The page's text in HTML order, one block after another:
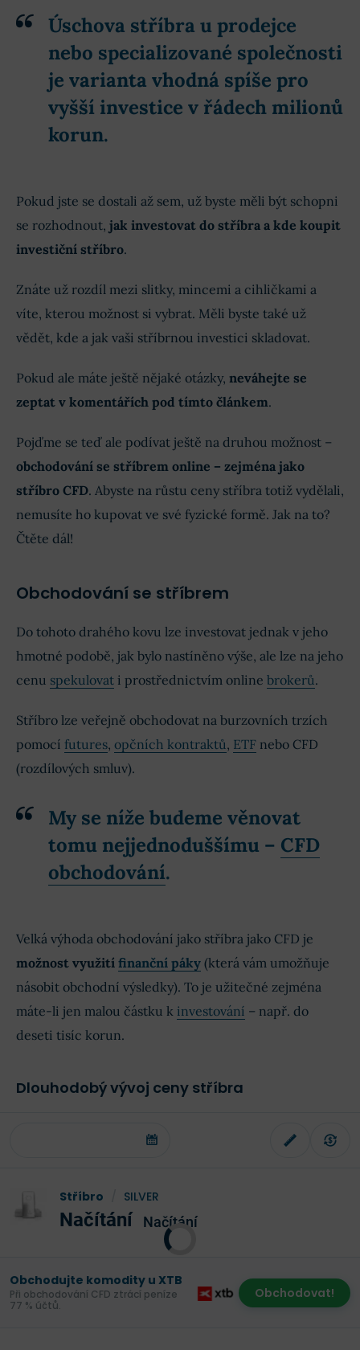
Úschova stříbra u prodejce
nebo specializované společnosti
je varianta vhodná spíše pro
vyšší investice v řádech milionů
korun.
Pokud jste se dostali až sem, už byste měli být schopni
se rozhodnout, jak investovat do stříbra a kde koupit
investiční stříbro.
Znáte už rozdíl mezi slitky, mincemi a cihličkami a
víte, kterou možnost si vybrat. Měli byste také už
vědět, kde a jak vaši stříbrnou investici skladovat.
Pokud ale máte ještě nějaké otázky, neváhejte se
zeptat v komentářích pod tímto článkem.
Pojďme se teď ale podívat ještě na druhou možnost –
obchodování se stříbrem online – zejména jako
stříbro CFD. Abyste na růstu ceny stříbra totiž vydělali,
nemusíte ho kupovat ve své fyzické formě. Jak na to?
Čtěte dál!
Obchodování se stříbrem
Do tohoto drahého kovu lze investovat jednak v jeho
hmotné podobě, jak bylo nastíněno výše, ale lze na jeho
cenu spekulovat i prostřednictvím online brokerů.
Stříbro lze veřejně obchodovat na burzovních trzích
pomocí futures, opčních kontraktů, ETF nebo CFD
(rozdílových smluv).
My se níže budeme věnovat
tomu nejjednoduššímu – CFD
obchodování.
Velká výhoda obchodování jako stříbra jako CFD je
možnost využití finanční páky (která vám umožňuje
násobit obchodní výsledky). To je užitečné zejména
máte-li jen malou částku k investování – např. do
deseti tisíc korun.
Dlouhodobý vývoj ceny stříbra
Stříbro SILVER
Načítání Načítání
Obchodujte komodity u XTB
Při obchodování CFD ztrácí peníze
77 % účtů.
Obchodovat!